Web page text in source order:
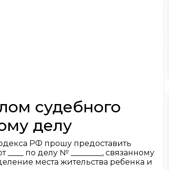
судебного
делу
РФ прошу предоставить
по делу № ________, связанному
места жительства ребенка и